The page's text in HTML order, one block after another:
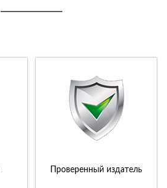
Проверенный издатель